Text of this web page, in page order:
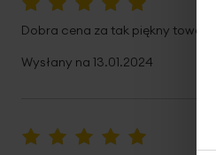
Dobra cena za tak piękny towar...
Wysłany na 13.01.2024